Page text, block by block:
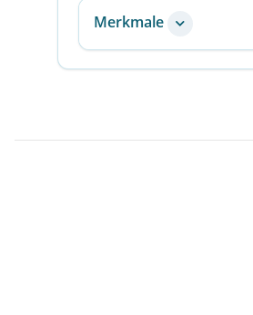
Merkmale